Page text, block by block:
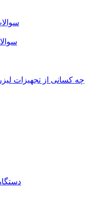
سوالات
چه کسانی از تجهیزات
دستگاه